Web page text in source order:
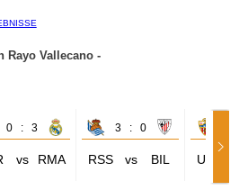
Rayo Vallecano -
0 : 3
vs RMA
3 : 0
RSS vs BIL UDA